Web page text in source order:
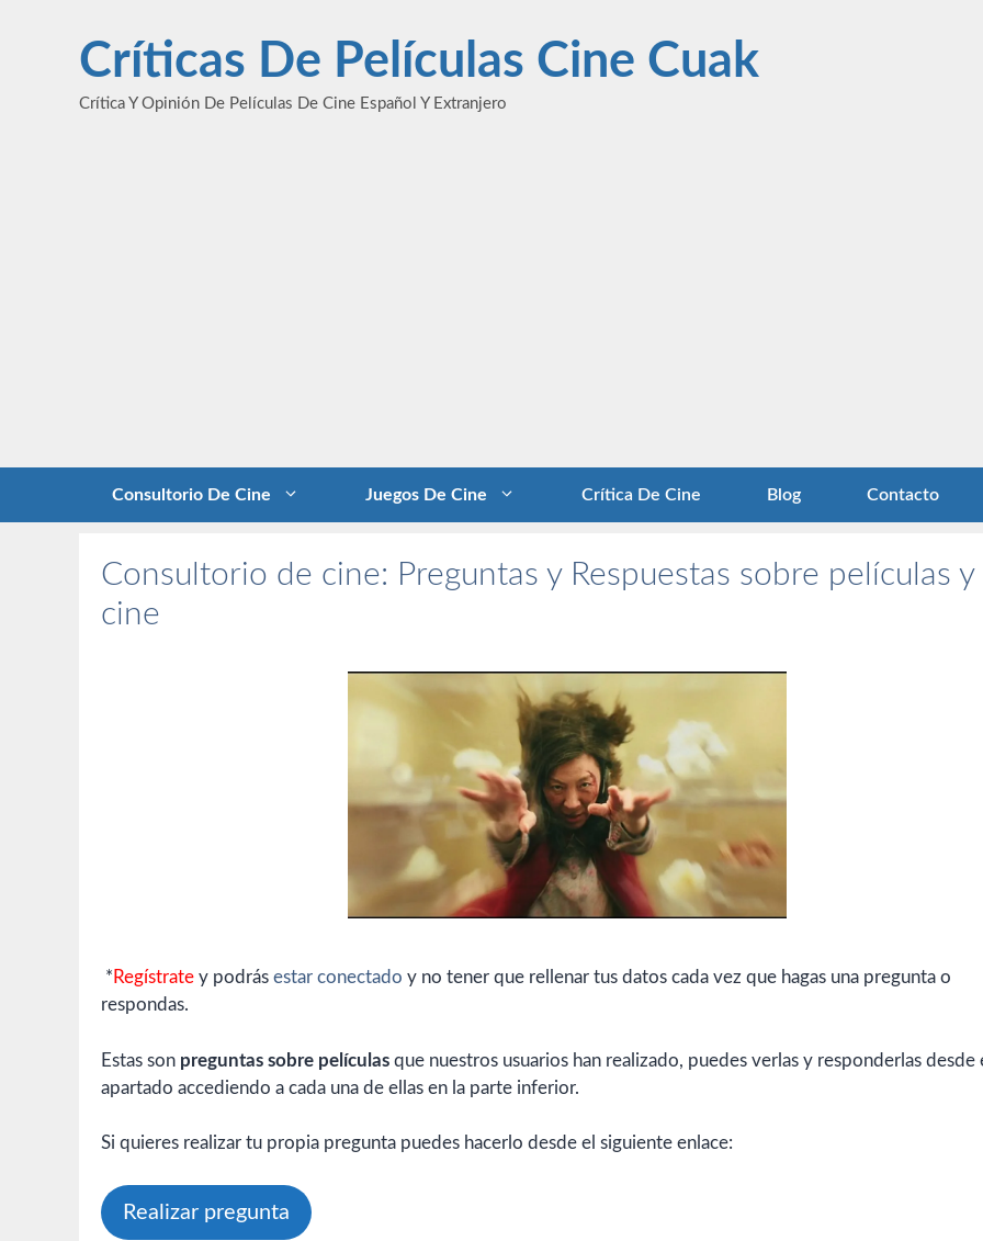
contenidoCríticas De Películas Cine Cuak
Crítica Y Opinión De Películas De Cine Español Y Extranjero
Consultorio De Cine Juegos De Cine Crítica De Cine Blog Contacto
Consultorio de cine: Preguntas y Respuestas sobre películas y
cine
* Regístrate y podrás estar conectado y no tener que rellenar tus datos cada vez que hagas una pregunta o
respondas.
Estas son preguntas sobre películas que nuestros usuarios han realizado, puedes verlas y responderlas desde
apartado accediendo a cada una de ellas en la parte inferior.
Si quieres realizar tu propia pregunta puedes hacerlo desde el siguiente enlace:
Realizar pregunta